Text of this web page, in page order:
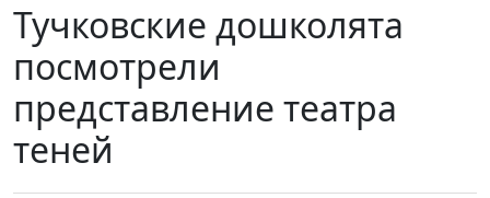
Тучковские дошколята
посмотрели
представление театра
теней